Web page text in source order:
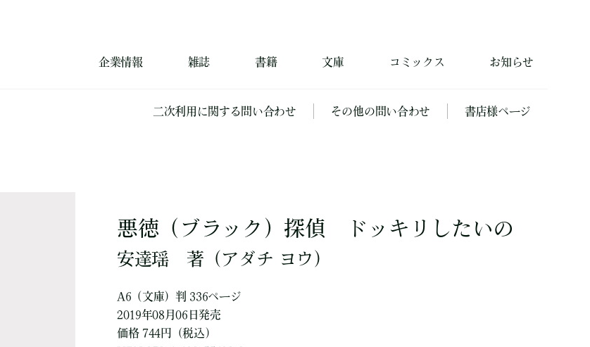
企業情報 雑誌 書籍 文庫 コミックス お知らせ
二次利用に関する問い合わせ その他の問い合わせ 書店様ページ
悪徳（ブラック）探偵 ドッキリしたいの
安達瑶 著 （アダチ ヨウ）
A6（文庫）判 336ページ
2019年08月06日発売
価格 744円（税込）